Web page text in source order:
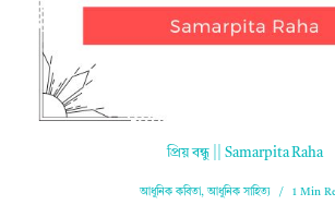
প্রিয় বন্ধু || Samarpita Raha
আধুনিক কবিতা,আধুনিক সাহিত্য 1 Min